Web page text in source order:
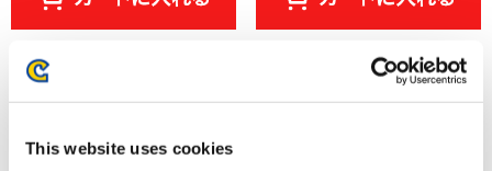
This website uses cookies